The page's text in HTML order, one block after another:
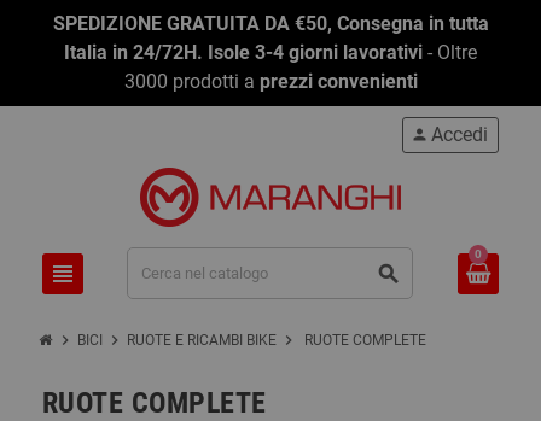
SPEDIZIONE GRATUITA DA €50, Consegna in tutta
Italia in 24/72H. Isole 3-4 giorni lavorativi - Oltre
3000 prodotti a prezzi convenienti
view_headline search
person Accedi
0
chevron_right BICI chevron_right RUOTE E RICAMBI BIKE chevron_right RUOTE COMPLETE
RUOTE COMPLETE